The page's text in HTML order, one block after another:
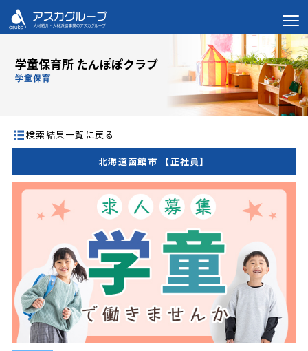
学童保育所 たんぽぽクラブ
学童保育
検索結果一覧に戻る
北海道函館市 【正社員】